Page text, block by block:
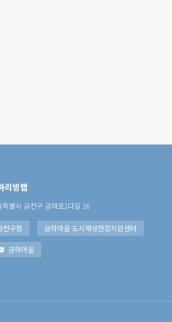
리빙랩
특별시 금천구 금하로1다길 16
천구청 금하마을 도시재생현장지원센터
금하마을